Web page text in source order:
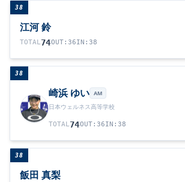
38
江河 鈴
TOTAL74OUT: 36IN : 38
38
崎浜 ゆい AM
日本ウェルネス高等学校
TOTAL74OUT: 36IN : 38
38
飯田 真梨